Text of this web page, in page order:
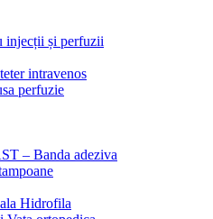
injecții și perfuzii
intravenos
perfuzie
– Banda adeziva
Hidrofila